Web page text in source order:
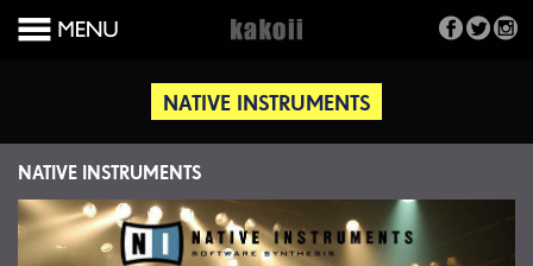
NATIVE INSTRUMENTS
NATIVE INSTRUMENTS